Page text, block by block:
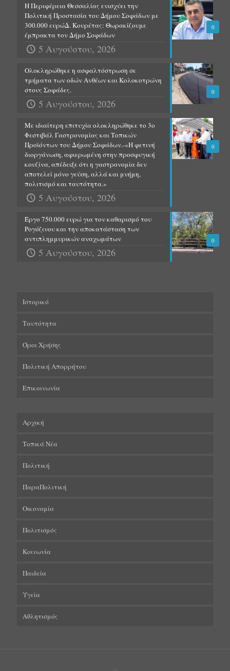
0
Η Περιφέρεια Θεσσαλίας ενισχύει την
Πολιτική Προστασία του Δήμου Σοφάδων με
300.000 ευρώΔ. Κουρέτας: Θωρακίζουμε
έμπρακτα τον Δήμο Σοφάδων
5 Αυγούστου, 2026
0
Ολοκληρώθηκε η ασφαλτόστρωση σε
τμήματα των οδών Ανθέων και Κολοκοτρώνη
στους Σοφάδες.
5 Αυγούστου, 2026
0
Με ιδιαίτερη επιτυχία ολοκληρώθηκε το 3ο
Φεστιβάλ Γαστρονομίας και Τοπικών
Προϊόντων του Δήμου Σοφάδων.-«Η φετινή
διοργάνωση, αφιερωμένη στην προσφυγική
κουζίνα, απέδειξε ότι η γαστρονομία δεν
αποτελεί μόνο γεύση, αλλά και μνήμη,
πολιτισμό και ταυτότητα.»
5 Αυγούστου, 2026
0
Έργο 750.000 ευρώ για τον καθαρισμό του
Ρογόζινου και την αποκατάσταση των
αντιπλημμυρικών αναχωμάτων
5 Αυγούστου, 2026
Ιστορικό
Ταυτότητα
Όροι Χρήσης
Πολιτική Απορρήτου
Επικοινωνία
Αρχική
Τοπικά Νέα
Πολιτική
ΠαραΠολιτική
Οικονομία
Πολιτισμός
Κοινωνία
Παιδεία
Υγεία
Αθλητισμός